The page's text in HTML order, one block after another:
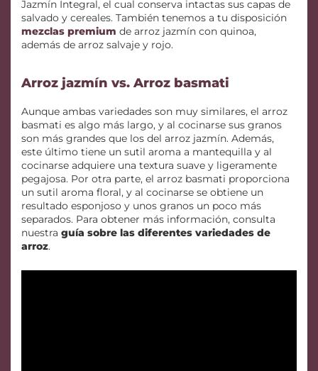
Jazmín Integral, el cual conserva intactas sus capas de
salvado y cereales. También tenemos a tu disposición
mezclas premium de arroz jazmín con quinoa,
además de arroz salvaje y rojo.
Arroz jazmín vs. Arroz basmati
Aunque ambas variedades son muy similares, el arroz
basmati es algo más largo, y al cocinarse sus granos
son más grandes que los del arroz jazmín. Además,
este último tiene un sutil aroma a mantequilla y al
cocinarse adquiere una textura suave y ligeramente
pegajosa. Por otra parte, el arroz basmati proporciona
un sutil aroma floral, y al cocinarse se obtiene un
resultado esponjoso y unos granos un poco más
separados. Para obtener más información, consulta
nuestra guía sobre las diferentes variedades de
arroz.